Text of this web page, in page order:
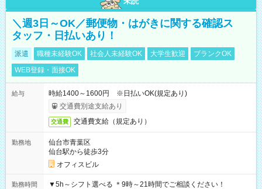
＼週3日～OK／郵便物・はがきに関する確認ス
タッフ・日払いあり！
派遣 職種未経験OK 社会人未経験OK 大学生歓迎
ブランクOK
WEB登録・面接OK
給与
時給1400～1600円 ※日払いOK(規定あり)
交通費別途支給あり
交通費 交通費支給（規定あり）
勤務地
仙台市青葉区
仙台駅から徒歩3分
オフィスビル
勤務時間 ▼5h～シフト選べる ＊9時～21時間でご相談ください！